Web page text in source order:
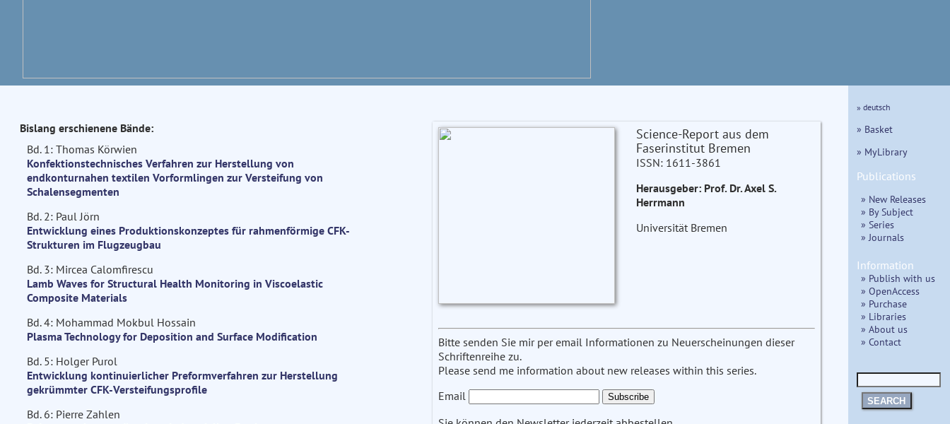
Science-Report aus dem
Faserinstitut Bremen
ISSN: 1611-3861
Herausgeber: Prof. Dr. Axel S.
Herrmann
Universität Bremen
Bitte senden Sie mir per email Informationen zu Neuerscheinungen dieser
Schriftenreihe zu.
Please send me information about new releases within this series.
Email
Bislang erschienene Bände:
Bd. 1: Thomas Körwien
Konfektionstechnisches Verfahren zur Herstellung von
endkonturnahen textilen Vorformlingen zur Versteifung von
Schalensegmenten
Bd. 2: Paul Jörn
Entwicklung eines Produktionskonzeptes für rahmenförmige CFK-
Strukturen im Flugzeugbau
Bd. 3: Mircea Calomfirescu
Lamb Waves for Structural Health Monitoring in Viscoelastic
Composite Materials
Bd. 4: Mohammad Mokbul Hossain
Plasma Technology for Deposition and Surface Modification
Bd. 5: Holger Purol
Entwicklung kontinuierlicher Preformverfahren zur Herstellung
gekrümmter CFK-Versteifungsprofile
Bd. 6: Pierre Zahlen
» deutsch
» Basket
» MyLibrary
Publications
» New Releases
» By Subject
» Series
» Journals
Information
» Publish with us
» OpenAccess
» Purchase
» Libraries
» About us
» Contact
SEARCH